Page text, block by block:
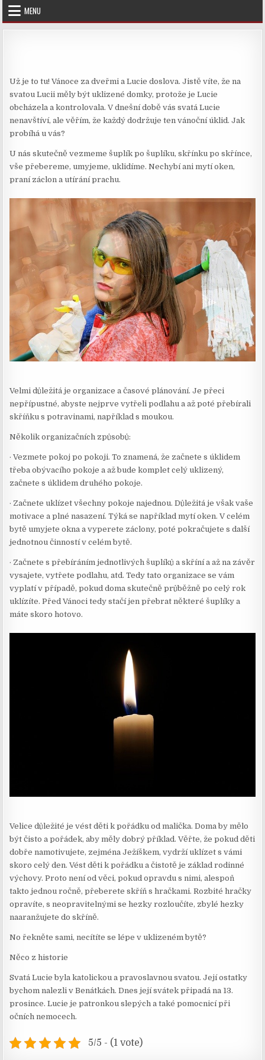
Skip
content
MENU
Už je to tu! Vánoce za dveřmi a Lucie doslova. Jistě víte, že na
svatou Lucii měly být uklizené domky, protože je Lucie
obcházela a kontrolovala. V dnešní době vás svatá Lucie
nenavštíví, ale věřím, že každý dodržuje ten vánoční úklid. Jak
probíhá u vás?
U nás skutečně vezmeme šuplík po šuplíku, skřínku po skřínce,
vše přebereme, umyjeme, uklidíme. Nechybí ani mytí oken,
praní záclon a utírání prachu.
Velmi důležitá je organizace a časové plánování. Je přeci
nepřípustné, abyste nejprve vytřeli podlahu a až poté přebírali
skříňku s potravinami, například s moukou.
Několik organizačních způsobů:
· Vezmete pokoj po pokoji. To znamená, že začnete s úklidem
třeba obývacího pokoje a až bude komplet celý uklizený,
začnete s úklidem druhého pokoje.
· Začnete uklízet všechny pokoje najednou. Důležitá je však vaše
motivace a plné nasazení. Týká se například mytí oken. V celém
bytě umyjete okna a vyperete záclony, poté pokračujete s další
jednotnou činností v celém bytě.
· Začnete s přebíráním jednotlivých šuplíků a skříní a až na závěr
vysajete, vytřete podlahu, atd. Tedy tato organizace se vám
vyplatí v případě, pokud doma skutečně průběžně po celý rok
uklízíte. Před Vánoci tedy stačí jen přebrat některé šuplíky a
máte skoro hotovo.
Velice důležité je vést děti k pořádku od malička. Doma by mělo
být čisto a pořádek, aby měly dobrý příklad. Věřte, že pokud děti
dobře namotivujete, zejména Ježíškem, vydrží uklízet s vámi
skoro celý den. Vést děti k pořádku a čistotě je základ rodinné
výchovy. Proto není od věci, pokud opravdu s nimi, alespoň
takto jednou ročně, přeberete skříň s hračkami. Rozbité hračky
opravíte, s neopravitelnými se hezky rozloučíte, zbylé hezky
naaranžujete do skříně.
No řekněte sami, necítíte se lépe v uklizeném bytě?
Něco z historie
Svatá Lucie byla katolickou a pravoslavnou svatou. Její ostatky
bychom nalezli v Benátkách. Dnes její svátek připadá na 13.
prosince. Lucie je patronkou slepých a také pomocnicí při
očních nemocech.
5/5 - (1 vote)